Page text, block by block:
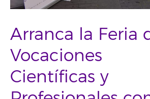
Arranca la Feria
Vocaciones
Científicas y